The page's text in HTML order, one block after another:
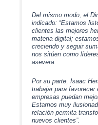
Del mismo modo, el
indicado: “Estamos
clientes las mejores
materia digital;
creciendo y seguir
nos sitúen como
asevera.
Por su parte, Isaac
trabajar para
empresas puedan
Estamos muy
relación permita
nuevos clientes”.